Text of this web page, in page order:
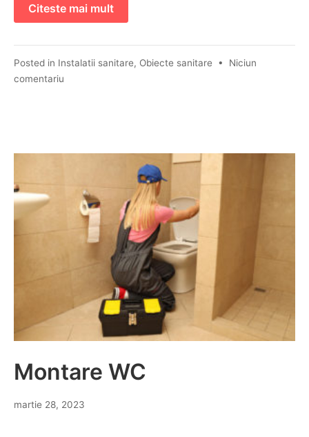
Citeste mai mult
Posted in Instalatii sanitare, Obiecte sanitare • Niciun
comentariu
Montare WC
martie 28, 2023